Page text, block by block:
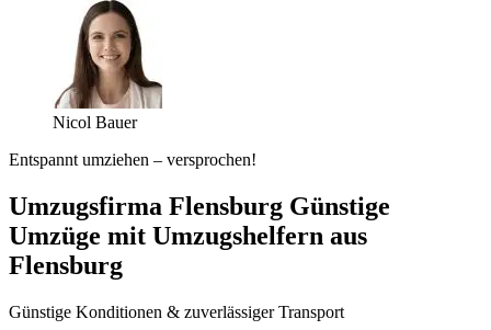
Nicol Bauer
Entspannt umziehen – versprochen!
Umzugsfirma Flensburg Günstige
Umzüge mit Umzugshelfern aus
Flensburg
Günstige Konditionen & zuverlässiger Transport